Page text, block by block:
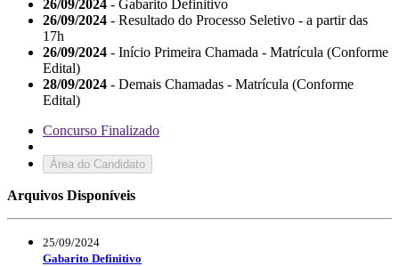
26/09/2024 - Gabarito Definitivo
26/09/2024 - Resultado do Processo Seletivo - a partir das
17h
26/09/2024 - Início Primeira Chamada - Matrícula (Conforme
Edital)
28/09/2024 - Demais Chamadas - Matrícula (Conforme
Edital)
Concurso Finalizado
Área do Candidato
Arquivos Disponíveis
25/09/2024
Gabarito Definitivo